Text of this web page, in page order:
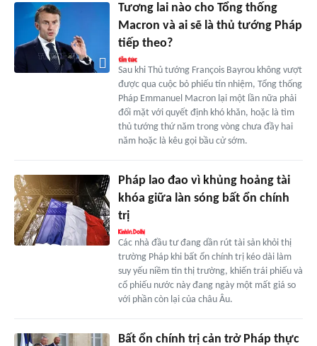
Tương lai nào cho Tổng thống
Macron và ai sẽ là thủ tướng Pháp
tiếp theo?
Sau khi Thủ tướng François Bayrou không vượt
được qua cuộc bỏ phiếu tín nhiệm, Tổng thống
Pháp Emmanuel Macron lại một lần nữa phải
đối mặt với quyết định khó khăn, hoặc là tìm
thủ tướng thứ năm trong vòng chưa đầy hai
năm hoặc là kêu gọi bầu cử sớm.
Pháp lao đao vì khủng hoảng tài
khóa giữa làn sóng bất ổn chính
trị
Các nhà đầu tư đang dần rút tài sản khỏi thị
trường Pháp khi bất ổn chính trị kéo dài làm
suy yếu niềm tin thị trường, khiến trái phiếu và
cổ phiếu nước này đang ngày một mất giá so
với phần còn lại của châu Âu.
Bất ổn chính trị cản trở Pháp thực